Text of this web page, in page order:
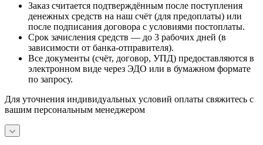
Заказ считается подтверждённым после поступления
денежных средств на наш счёт (для предоплаты) или
после подписания договора с условиями постоплаты.
Срок зачисления средств — до 3 рабочих дней (в
зависимости от банка-отправителя).
Все документы (счёт, договор, УПД) предоставляются в
электронном виде через ЭДО или в бумажном формате
по запросу.
Для уточнения индивидуальных условий оплаты свяжитесь с
вашим персональным менеджером